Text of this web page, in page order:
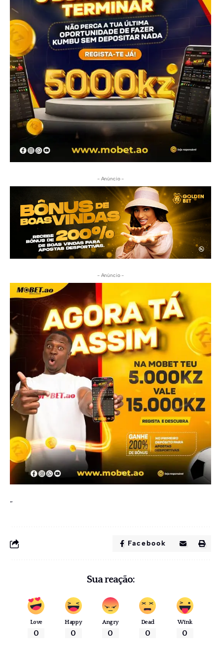
- Anúncio -
- Anúncio -
”
Facebook
Sua reação:
Love
0
Happy
0
Angry
0
Dead
0
Wink
0